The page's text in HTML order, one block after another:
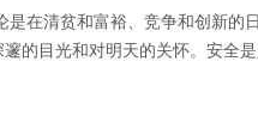
在清贫和富裕、竞争和创新的
的目光和对明天的关怀。安全